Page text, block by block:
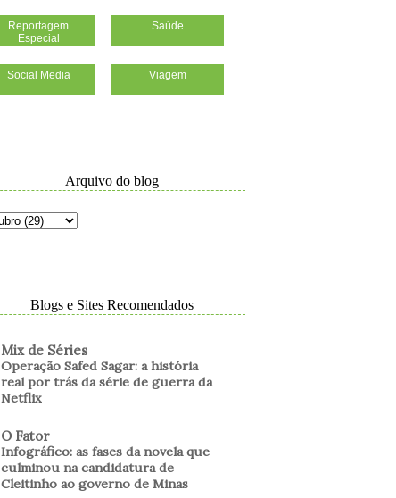
Reportagem
Especial
Saúde
Social Media Viagem
Arquivo do blog
Blogs e Sites Recomendados
Mix de Séries
Operação Safed Sagar: a história
real por trás da série de guerra da
Netflix
O Fator
Infográfico: as fases da novela que
culminou na candidatura de
Cleitinho ao governo de Minas